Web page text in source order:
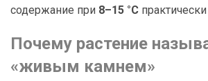
содержание при 8–15 °C
Почему растение
«живым камнем»